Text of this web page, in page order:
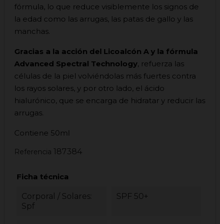
fórmula, lo que reduce visiblemente los signos de
la edad como las arrugas, las patas de gallo y las
manchas.
Gracias a la acción del Licoalcón A y la fórmula
Advanced Spectral Technology, refuerza las
células de la piel volviéndolas más fuertes contra
los rayos solares, y por otro lado, el ácido
hialurónico, que se encarga de hidratar y reducir las
arrugas.
Contiene 50ml
Referencia 187384
Ficha técnica
Corporal / Solares:
Spf
SPF 50+